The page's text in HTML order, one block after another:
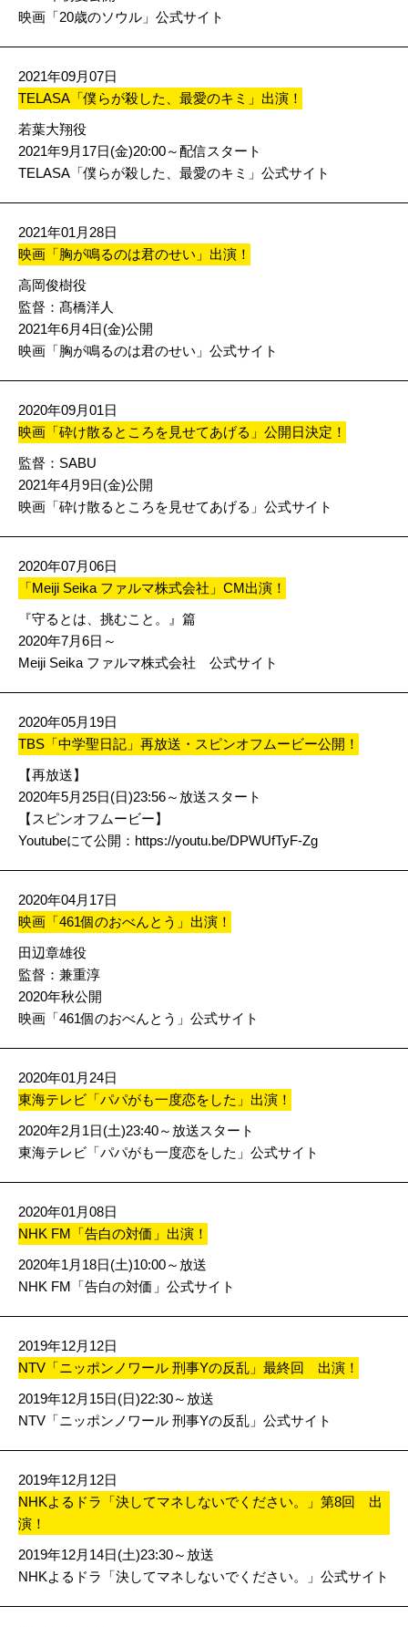
映画「20歳のソウル」公式サイト
2021年09月07日
TELASA「僕らが殺した、最愛のキミ」出演！
若葉大翔役
2021年9月17日(金)20:00～配信スタート
TELASA「僕らが殺した、最愛のキミ」公式サイト
2021年01月28日
映画「胸が鳴るのは君のせい」出演！
高岡俊樹役
監督：髙橋洋人
2021年6月4日(金)公開
映画「胸が鳴るのは君のせい」公式サイト
2020年09月01日
映画「砕け散るところを見せてあげる」公開日決定！
監督：SABU
2021年4月9日(金)公開
映画「砕け散るところを見せてあげる」公式サイト
2020年07月06日
「Meiji Seika ファルマ株式会社」CM出演！
『守るとは、挑むこと。』篇
2020年7月6日～
Meiji Seika ファルマ株式会社 公式サイト
2020年05月19日
TBS「中学聖日記」再放送・スピンオフムービー公開！
【再放送】
2020年5月25日(日)23:56～放送スタート
【スピンオフムービー】
Youtubeにて公開： https://youtu.be/DPWUfTyF-Zg
2020年04月17日
映画「461個のおべんとう」出演！
田辺章雄役
監督：兼重淳
2020年秋公開
映画「461個のおべんとう」公式サイト
2020年01月24日
東海テレビ「パパがも一度恋をした」出演！
2020年2月1日(土)23:40～放送スタート
東海テレビ「パパがも一度恋をした」公式サイト
2020年01月08日
NHK FM「告白の対価」出演！
2020年1月18日(土)10:00～放送
NHK FM「告白の対価」公式サイト
2019年12月12日
NTV「ニッポンノワール 刑事Yの反乱」最終回 出演！
2019年12月15日(日)22:30～放送
NTV「ニッポンノワール 刑事Yの反乱」公式サイト
2019年12月12日
NHKよるドラ「決してマネしないでください。」第8回 出
演！
2019年12月14日(土)23:30～放送
NHKよるドラ「決してマネしないでください。」公式サイト